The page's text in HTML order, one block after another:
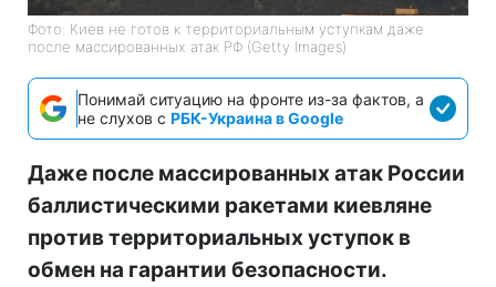
Фото: Киев не готов к территориальным уступкам даже
после массированных атак РФ (Getty Images)
Понимай ситуацию на фронте из-за фактов, а
не слухов с РБК-Украина в Google
Даже после массированных атак России
баллистическими ракетами киевляне
против территориальных уступок в
обмен на гарантии безопасности.